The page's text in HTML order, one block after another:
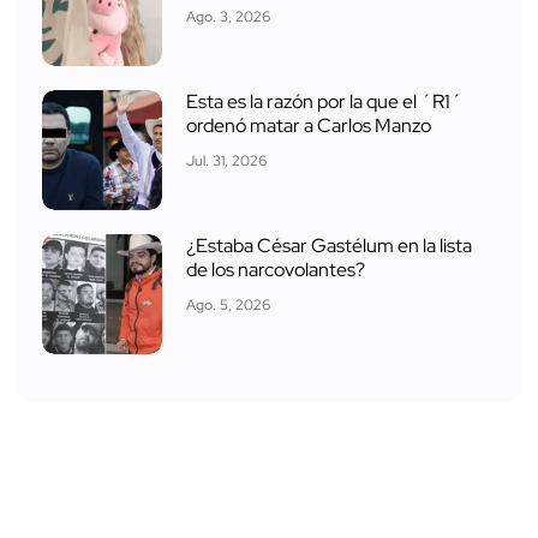
Ago. 3, 2026
Esta es la razón por la que el ´R1´
ordenó matar a Carlos Manzo
Jul. 31, 2026
¿Estaba César Gastélum en la lista
de los narcovolantes?
Ago. 5, 2026